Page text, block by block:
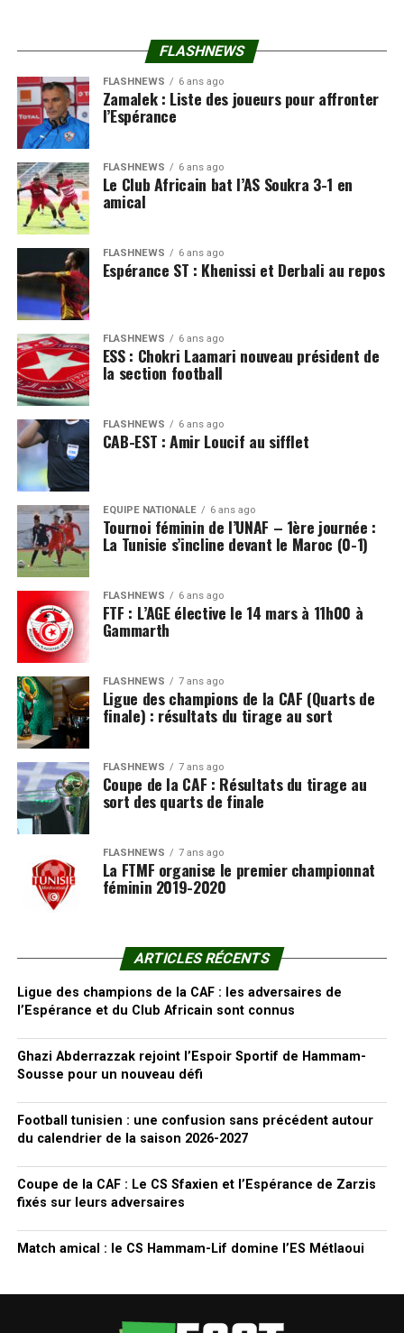
FLASHNEWS
FLASHNEWS 6 ans ago
Zamalek : Liste des joueurs pour affronter
l’Espérance
FLASHNEWS 6 ans ago
Le Club Africain bat l’AS Soukra 3-1 en
amical
FLASHNEWS 6 ans ago
Espérance ST : Khenissi et Derbali au repos
FLASHNEWS 6 ans ago
ESS : Chokri Laamari nouveau président de
la section football
FLASHNEWS 6 ans ago
CAB-EST : Amir Loucif au sifflet
EQUIPE NATIONALE 6 ans ago
Tournoi féminin de l’UNAF – 1ère journée :
La Tunisie s’incline devant le Maroc (0-1)
FLASHNEWS 6 ans ago
FTF : L’AGE élective le 14 mars à 11h00 à
Gammarth
FLASHNEWS 7 ans ago
Ligue des champions de la CAF (Quarts de
finale) : résultats du tirage au sort
FLASHNEWS 7 ans ago
Coupe de la CAF : Résultats du tirage au
sort des quarts de finale
FLASHNEWS 7 ans ago
La FTMF organise le premier championnat
féminin 2019-2020
ARTICLES RÉCENTS
Ligue des champions de la CAF : les adversaires de
l’Espérance et du Club Africain sont connus
Ghazi Abderrazzak rejoint l’Espoir Sportif de Hammam-
Sousse pour un nouveau défi
Football tunisien : une confusion sans précédent autour
du calendrier de la saison 2026-2027
Coupe de la CAF : Le CS Sfaxien et l’Espérance de Zarzis
fixés sur leurs adversaires
Match amical : le CS Hammam-Lif domine l’ES Métlaoui